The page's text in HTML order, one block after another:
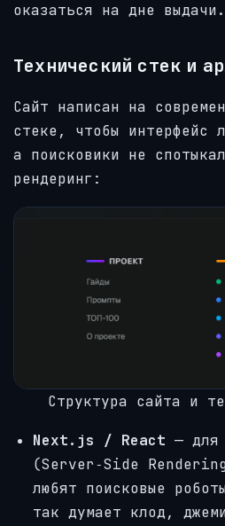
оказаться на дне выдачи.
Технический стек и
Сайт написан на
стеке, чтобы интерфейс
а поисковики не
рендеринг:
Структура сайта и
Next.js / React — для
(Server‑Side
любят поисковые
так думает клод,